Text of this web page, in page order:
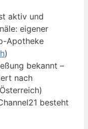
aktiv und
eigener
Apotheke
)
bekannt –
nach
besteht